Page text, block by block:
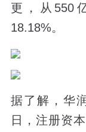
更，从550
18.18%。
据了解，华
日，注册资